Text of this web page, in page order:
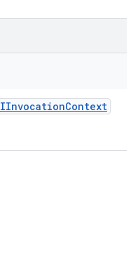
IInvocationContext